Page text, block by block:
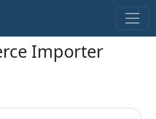
Importer